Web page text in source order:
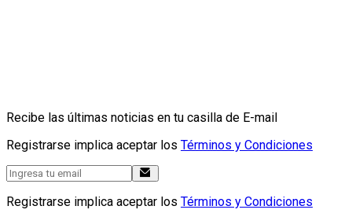
Recibe las últimas noticias en tu casilla de E-mail
Registrarse implica aceptar los Términos y Condiciones
Registrarse implica aceptar los Términos y Condiciones